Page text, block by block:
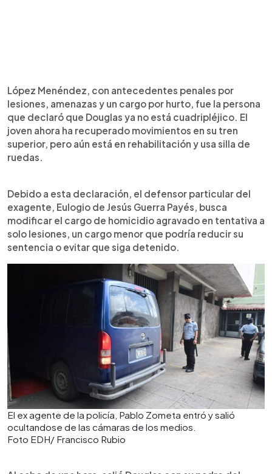
López Menéndez, con antecedentes penales por
lesiones, amenazas y un cargo por hurto, fue la persona
que declaró que Douglas ya no está cuadripléjico. El
joven ahora ha recuperado movimientos en su tren
superior, pero aún está en rehabilitación y usa silla de
ruedas.
Debido a esta declaración, el defensor particular del
exagente, Eulogio de Jesús Guerra Payés, busca
modificar el cargo de homicidio agravado en tentativa a
solo lesiones, un cargo menor que podría reducir su
sentencia o evitar que siga detenido.
El ex agente de la policía, Pablo Zometa entró y salió
ocultandose de las cámaras de los medios.
Foto EDH/ Francisco Rubio